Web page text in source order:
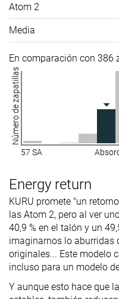
Atom 2
Media
En comparación con
Número de zapatillas
57 SA
Energy return
KURU promete "un
las Atom 2, pero al ver
40,9 % en el talón y un
imaginarnos lo aburridas
originales... Este modelo
incluso para un modelo
Y aunque esto hace que